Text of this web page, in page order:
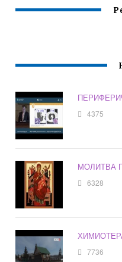
4375
МОЛИТВА
6328
7736